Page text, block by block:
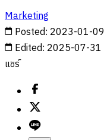
Marketing
Posted: 2023-01-09
Edited: 2025-07-31
แชร์